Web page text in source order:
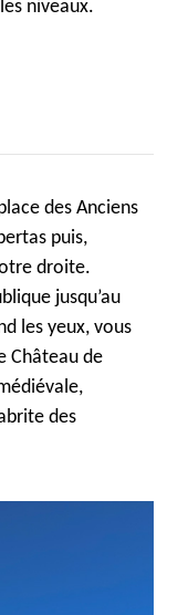
niveaux.
des Anciens
puis,
droite.
jusqu’au
les yeux, vous
Château de
,
rite des